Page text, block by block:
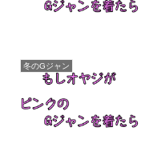
冬のGジャン